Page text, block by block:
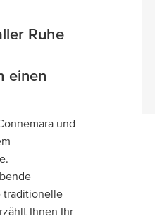
Ruhe
einen
und
traditionelle
Ihnen Ihr